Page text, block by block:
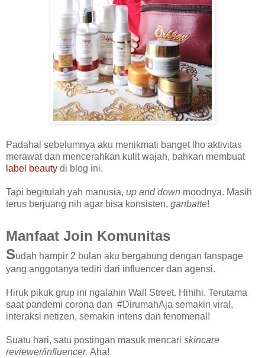
Padahal sebelumnya aku menikmati banget lho aktivitas
merawat dan mencerahkan kulit wajah, bahkan membuat
label beauty di blog ini.
Tapi begitulah yah manusia, up and down moodnya. Masih
terus berjuang nih agar bisa konsisten, ganbatte!
Manfaat Join Komunitas
Sudah hampir 2 bulan aku bergabung dengan fanspage
yang anggotanya tediri dari influencer dan agensi.
Hiruk pikuk grup ini ngalahin Wall Street. Hihihi. Terutama
saat pandemi corona dan #DirumahAja semakin viral,
interaksi netizen, semakin intens dan fenomenal!
Suatu hari, satu postingan masuk mencari skincare
reviewer/influencer. Aha!